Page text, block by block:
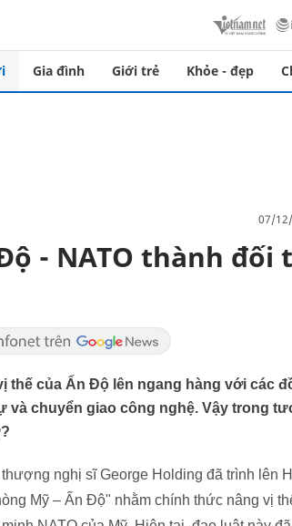
Gia đình Giới trẻ Khỏe - đẹp
07/
- NATO thành đối
thế của Ấn Độ lên ngang hàng với các
và chuyển giao công nghệ. Vậy trong
nghị sĩ George Holding đã trình lên
Mỹ – Ấn Độ" nhằm chính thức nâng vị